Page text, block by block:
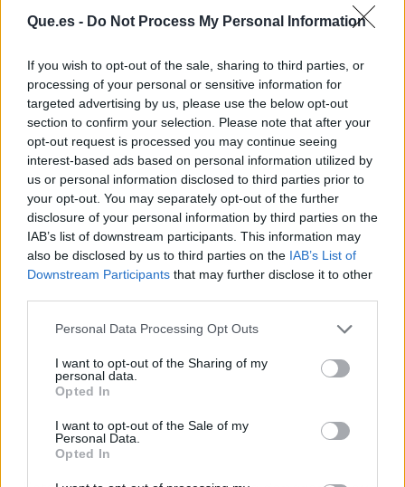
Que.es - Do Not Process My Personal Information
If you wish to opt-out of the sale, sharing to third parties, or
processing of your personal or sensitive information for
targeted advertising by us, please use the below opt-out
section to confirm your selection. Please note that after your
opt-out request is processed you may continue seeing
interest-based ads based on personal information utilized by
us or personal information disclosed to third parties prior to
your opt-out. You may separately opt-out of the further
disclosure of your personal information by third parties on the
IAB’s list of downstream participants. This information may
also be disclosed by us to third parties on the IAB’s List of
Downstream Participants that may further disclose it to other
Personal Data Processing Opt Outs
I want to opt-out of the Sharing of my
personal data.
Opted In
I want to opt-out of the Sale of my
Personal Data.
Opted In
Publicidad